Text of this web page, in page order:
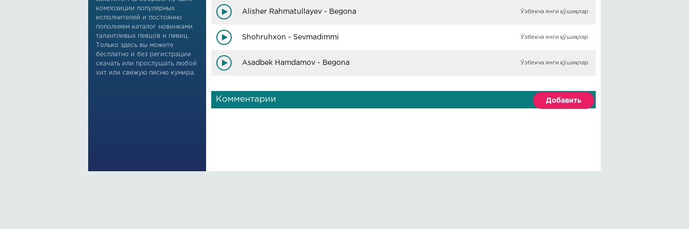
Alisher Rahmatullayev - Begona Ўзбекча янги қўшиқлар
Shohruhxon - Sevmadimmi Ўзбекча янги қўшиқлар
Asadbek Hamdamov - Begona Ўзбекча янги қўшиқлар
Комментарии Добавить
композиции популярных
исполнителей и постоянно
пополняем каталог новинками
талантливых певцов и певиц.
Только здесь вы можете
бесплатно и без регистрации
скачать или прослушать любой
хит или свежую песню кумира.